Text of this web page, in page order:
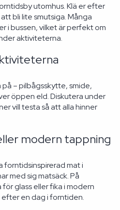
utomhus. Klä er efter
bli lite smutsiga. Många
i bussen, vilket är perfekt om
aktiviteterna.
– pilbågsskytte, smide,
öppen eld. Diskutera under
vill testa så att alla hinner
modern tappning
forntidsinspirerad mat i
med sig matsäck. På
glass eller fika i modern
en dag i forntiden.